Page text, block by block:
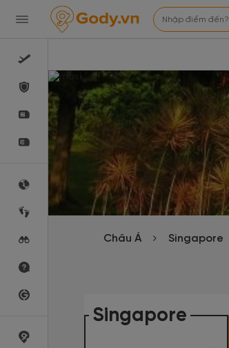
Nhập điểm đến?
Châu Á Singapore
Singapore